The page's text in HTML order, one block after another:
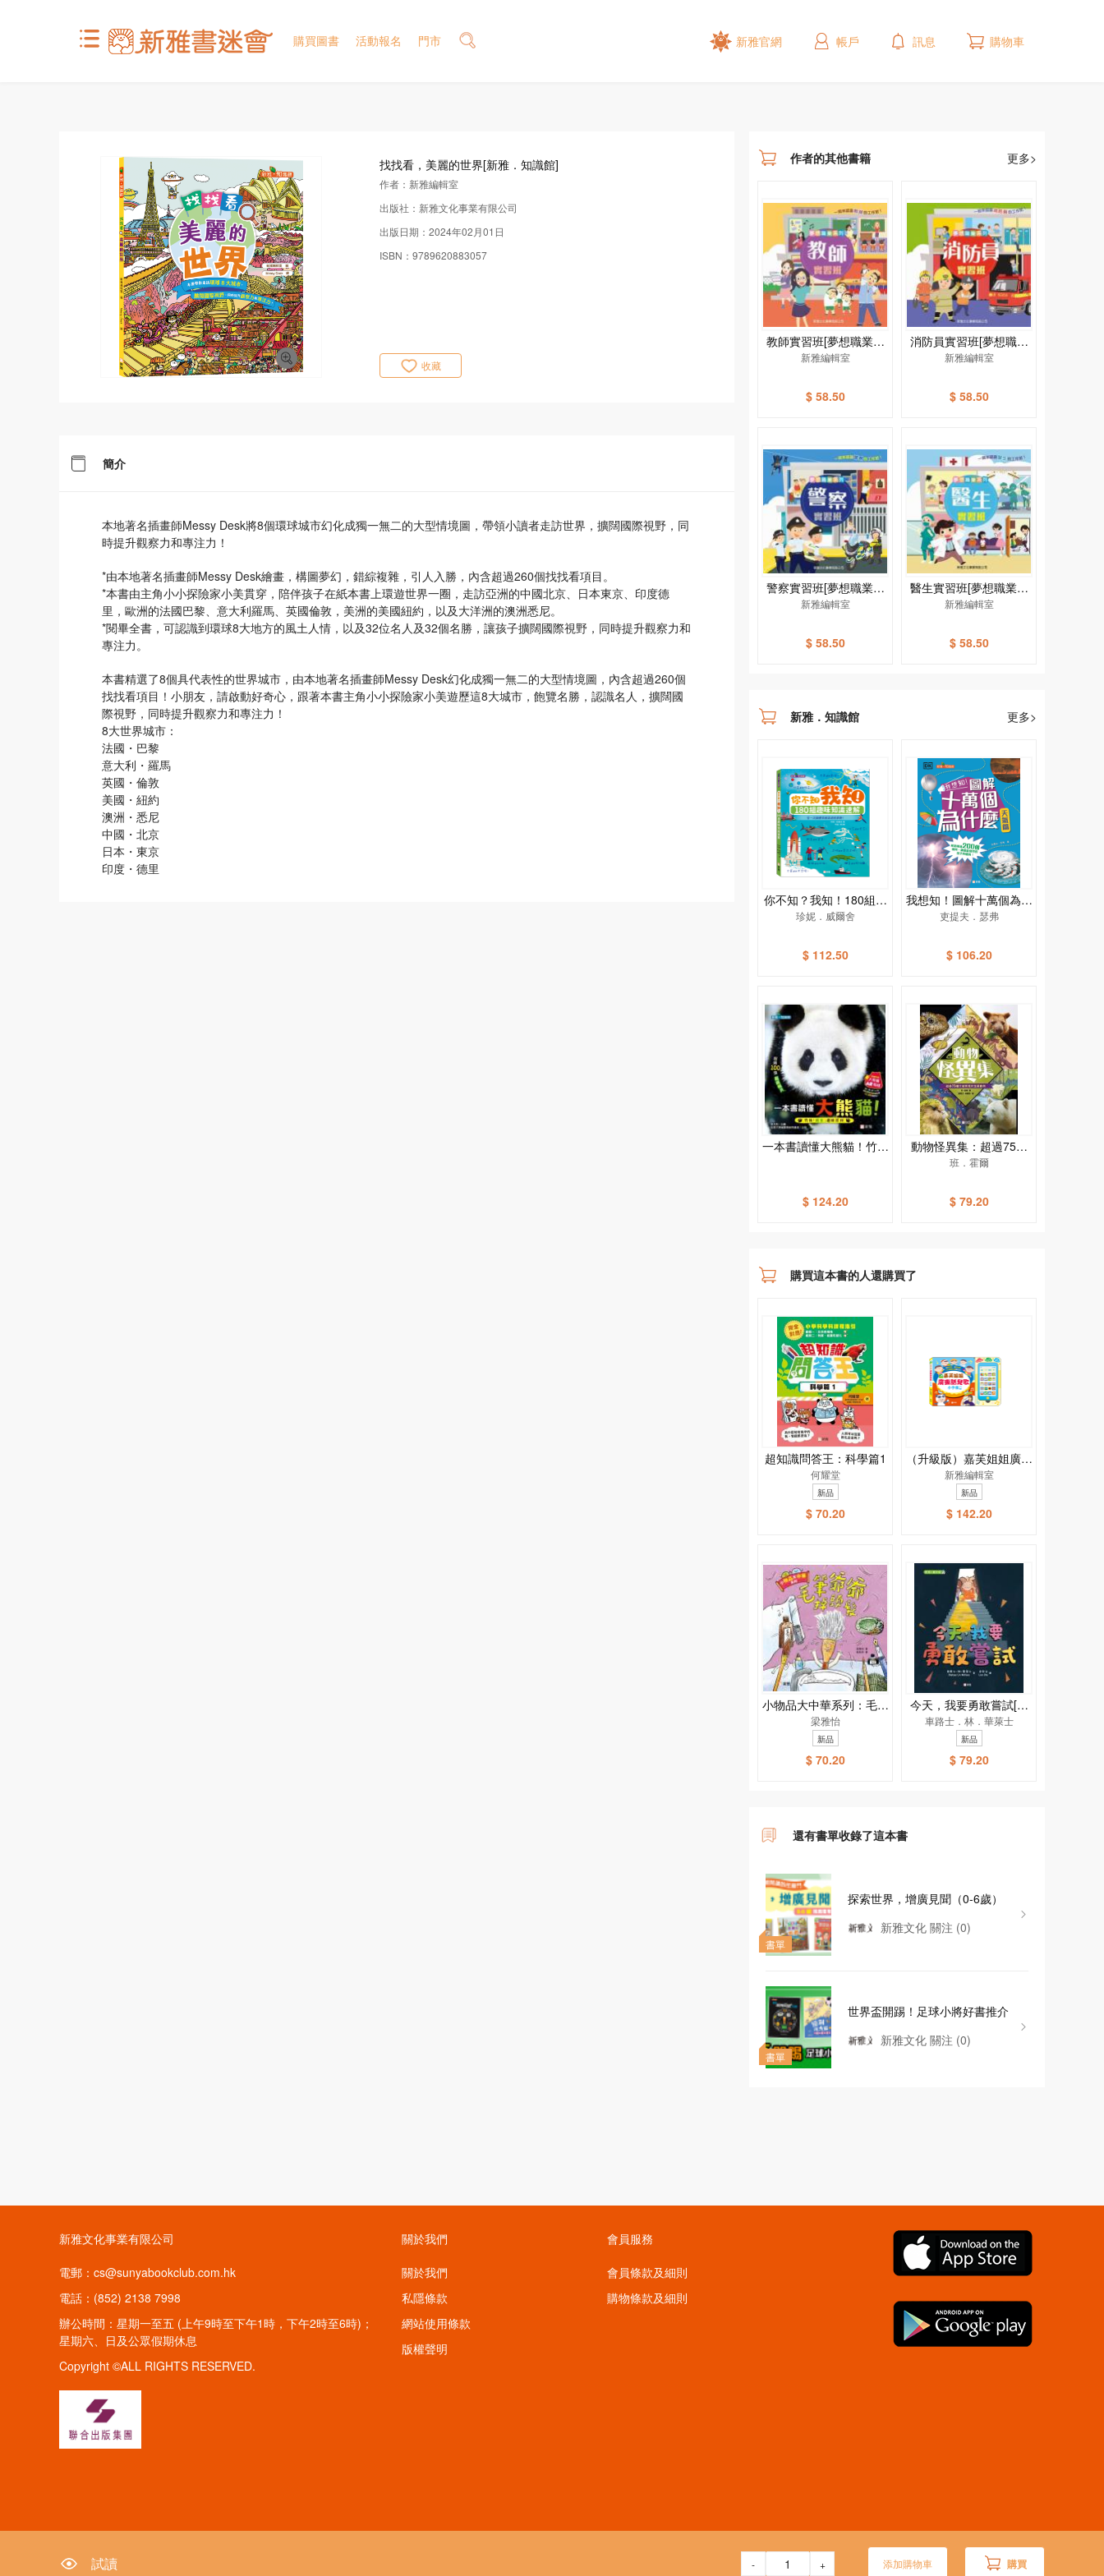
找找看，美麗的世界[新雅．知識館]
作者：新雅編輯室
出版社：新雅文化事業有限公司
出版日期：2024年02月01日
ISBN：9789620883057
收藏
簡介
本地著名插畫師Messy Desk將8個環球城市幻化成獨一無二的大型情境圖，帶領小讀者走訪世界，擴闊國際視野，同
時提升觀察力和專注力！
*由本地著名插畫師Messy Desk繪畫，構圖夢幻，錯綜複雜，引人入勝，內含超過260個找找看項目。
*本書由主角小小探險家小美貫穿，陪伴孩子在紙本書上環遊世界一圈，走訪亞洲的中國北京、日本東京、印度德
里，歐洲的法國巴黎、意大利羅馬、英國倫敦，美洲的美國紐約，以及大洋洲的澳洲悉尼。
*閱畢全書，可認識到環球8大地方的風土人情，以及32位名人及32個名勝，讓孩子擴闊國際視野，同時提升觀察力和
專注力。
本書精選了8個具代表性的世界城市，由本地著名插畫師Messy Desk幻化成獨一無二的大型情境圖，內含超過260個
找找看項目！小朋友，請啟動好奇心，跟著本書主角小小探險家小美遊歷這8大城市，飽覽名勝，認識名人，擴闊國
際視野，同時提升觀察力和專注力！
8大世界城市：
法國・巴黎
意大利・羅馬
英國・倫敦
美國・紐約
澳洲・悉尼
中國・北京
日本・東京
印度・德里
試讀 - + 添加購物車 購買
作者的其他書籍 更多>
教師實習班[夢想職業系
列]
新雅編輯室
$ 58.50
消防員實習班[夢想職業
系列]
新雅編輯室
$ 58.50
警察實習班[夢想職業系
列]
新雅編輯室
$ 58.50
醫生實習班[夢想職業系
列]
新雅編輯室
$ 58.50
新雅．知識館 更多>
你不知？我知！180組趣
味知識速解［新雅．知識
珍妮．威爾舍
$ 112.50
我想知！圖解十萬個為什
麼（天氣篇）[新雅‧知識
吏提夫．瑟弗
$ 106.20
一本書讀懂大熊貓！竹林
館］
$ 124.20
動物怪異集：超過75種
打破常規的怪異動物[新
班．霍爾
$ 79.20
購買這本書的人還購買了
超知識問答王：科學篇1
何耀堂
新品
$ 70.20
（升級版）嘉芙姐姐廣東
話兒歌小手機
新雅編輯室
新品
$ 142.20
小物品大中華系列：毛筆
爺爺掉頭髮
梁雅怡
新品
$ 70.20
今天，我要勇敢嘗試[新
雅．繪本館]
車路士．林．華萊士
新品
$ 79.20
還有書單收錄了這本書
書單
探索世界，增廣見聞（0-6歲）
新雅文化 關注 (0)
書單
世界盃開踢！足球小將好書推介
新雅文化 關注 (0)
購買圖書 活動報名 門市 新雅官網 帳戶 訊息 購物車
新雅文化事業有限公司
電郵：cs@sunyabookclub.com.hk
電話：(852) 2138 7998
辦公時間：星期一至五 (上午9時至下午1時，下午2時至6時)；
星期六、日及公眾假期休息
Copyright ©ALL RIGHTS RESERVED.
關於我們
關於我們
私隱條款
網站使用條款
版權聲明
會員服務
會員條款及細則
購物條款及細則